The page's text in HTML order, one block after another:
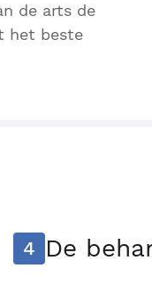
de arts de
het beste
4 De